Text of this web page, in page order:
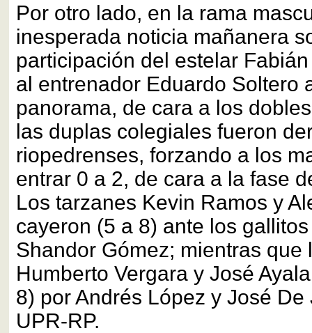
Por otro lado, en la rama
inesperada noticia mañanera
participación del estelar
al entrenador Eduardo Soltero
panorama, de cara a los
las duplas colegiales fueron
riopedrenses, forzando a los
entrar 0 a 2, de cara a la fase
Los tarzanes Kevin Ramos y
cayeron (5 a 8) ante los
Shandor Gómez; mientras que
Humberto Vergara y José
8) por Andrés López y José De
UPR-RP.